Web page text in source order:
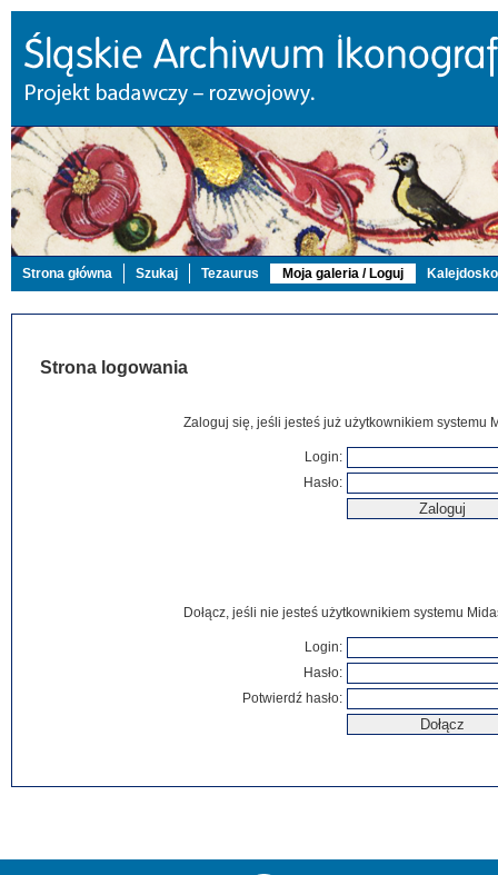
Strona główna Szukaj Tezaurus Moja galeria / Loguj
Strona logowania
Zaloguj się, jeśli jesteś już użytkownikiem systemu
Login:
Hasło:
Dołącz, jeśli nie jesteś użytkownikiem systemu
Login:
Hasło:
Potwierdź hasło: